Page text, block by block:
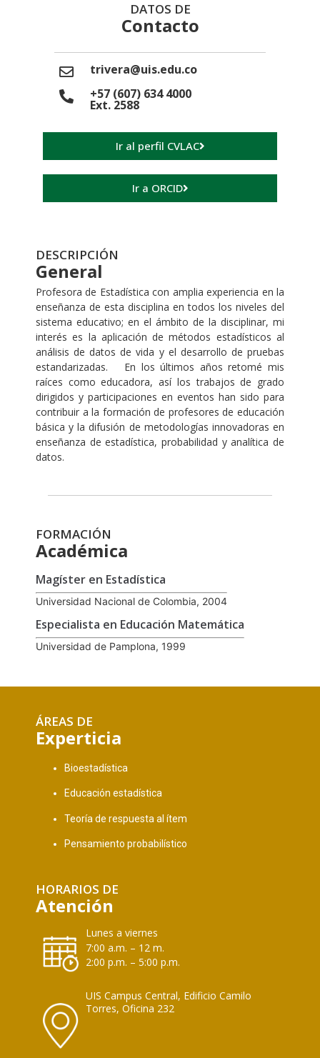
DATOS DE
Contacto
trivera@uis.edu.co
+57 (607) 634 4000
Ext. 2588
Ir al perfil CVLAC
Ir a ORCID
DESCRIPCIÓN
General
Profesora de Estadística con amplia experiencia en la
enseñanza de esta disciplina en todos los niveles del
sistema educativo; en el ámbito de la disciplinar, mi
interés es la aplicación de métodos estadísticos al
análisis de datos de vida y el desarrollo de pruebas
estandarizadas. En los últimos años retomé mis
raíces como educadora, así los trabajos de grado
dirigidos y participaciones en eventos han sido para
contribuir a la formación de profesores de educación
básica y la difusión de metodologías innovadoras en
enseñanza de estadística, probabilidad y analítica de
datos.
FORMACIÓN
Académica
Magíster en Estadística
Universidad Nacional de Colombia, 2004
Especialista en Educación Matemática
Universidad de Pamplona, 1999
ÁREAS DE
Experticia
Bioestadística
Educación estadística
Teoría de respuesta al ítem
Pensamiento probabilístico
HORARIOS DE
Atención
Lunes a viernes
7:00 a.m. – 12 m.
2:00 p.m. – 5:00 p.m.
UIS Campus Central, Edificio Camilo
Torres, Oficina 232